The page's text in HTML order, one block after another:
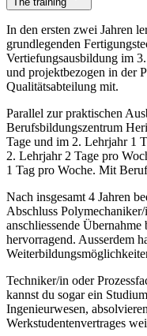
In den ersten zwei Jahren
grundlegenden
Vertiefungsausbildung im
und projektbezogen in der
Qualitätsabteilung mit.
Parallel zur praktischen
Berufsbildungszentrum
Tage und im 2. Lehrjahr 1
2. Lehrjahr 2 Tage pro
1 Tag pro Woche. Mit
Nach insgesamt 4 Jahren
Abschluss
anschliessende
hervorragend. Ausserdem
Techniker/in oder
kannst du sogar ein
Ingenieurwesen,
Werkstudentenvertrages